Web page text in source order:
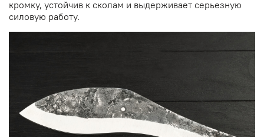
кромку, устойчив к сколам и выдерживает серьезную
силовую работу.